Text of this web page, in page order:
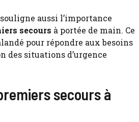
aussi l’importance
secours à portée de main. Ce
pour répondre aux besoins
des situations d’urgence
secours à